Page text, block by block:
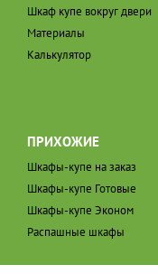
Шкаф купе вокруг двери
Материалы
Калькулятор
ПРИХОЖИЕ
Шкафы-купе на заказ
Шкафы-купе Готовые
Шкафы-купе Эконом
Распашные шкафы